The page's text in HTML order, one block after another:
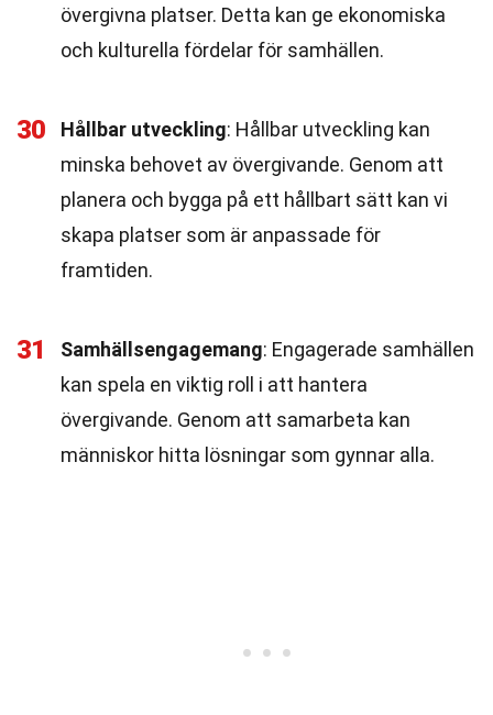
övergivna platser. Detta kan ge ekonomiska
och kulturella fördelar för samhällen.
30 Hållbar utveckling: Hållbar utveckling kan
minska behovet av övergivande. Genom att
planera och bygga på ett hållbart sätt kan vi
skapa platser som är anpassade för
framtiden.
31 Samhällsengagemang: Engagerade samhällen
kan spela en viktig roll i att hantera
övergivande. Genom att samarbeta kan
människor hitta lösningar som gynnar alla.